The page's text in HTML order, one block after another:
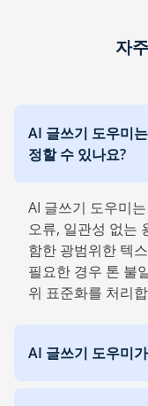
자
AI 글쓰기 도우미
정할 수 있나요?
AI 글쓰기 도우미
오류, 일관성 없는
함한 광범위한 텍
필요한 경우 톤 불
위 표준화를 처리
AI 글쓰기 도우미